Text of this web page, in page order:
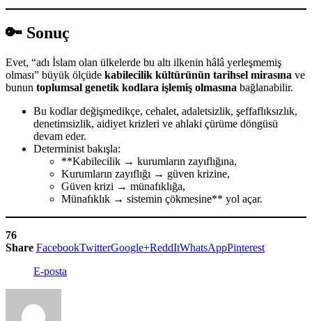
🔑 Sonuç
Evet, “adı İslam olan ülkelerde bu altı ilkenin hâlâ yerleşmemiş
olması” büyük ölçüde kabilecilik kültürünün tarihsel mirasına ve
bunun toplumsal genetik kodlara işlemiş olmasına bağlanabilir.
Bu kodlar değişmedikçe, cehalet, adaletsizlik, şeffaflıksızlık,
denetimsizlik, aidiyet krizleri ve ahlaki çürüme döngüsü
devam eder.
Determinist bakışla:
**Kabilecilik → kurumların zayıflığına,
Kurumların zayıflığı → güven krizine,
Güven krizi → münafıklığa,
Münafıklık → sistemin çökmesine** yol açar.
76
Share FacebookTwitterGoogle+ReddItWhatsAppPinterest
E-posta